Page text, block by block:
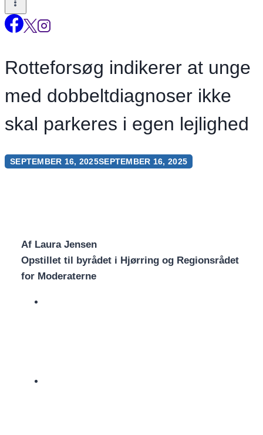
Rotteforsøg indikerer at unge
med dobbeltdiagnoser ikke
skal parkeres i egen lejlighed
SEPTEMBER 16, 2025SEPTEMBER 16, 2025
Af Laura Jensen
Opstillet til byrådet i Hjørring og Regionsrådet
for Moderaterne